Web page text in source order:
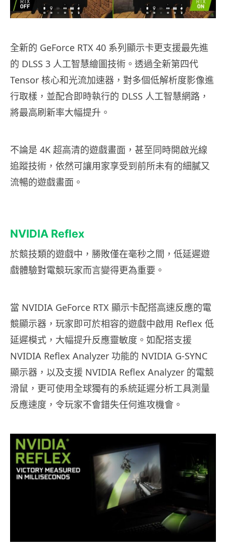
全新的 GeForce RTX 40 系列顯示卡更支援最先進
的 DLSS 3 人工智慧繪圖技術。透過全新第四代
Tensor 核心和光流加速器，對多個低解析度影像進
行取樣，並配合即時執行的 DLSS 人工智慧網路，
將最高刷新率大幅提升。
不論是 4K 超高清的遊戲畫面，甚至同時開啟光線
追蹤技術，依然可讓用家享受到前所未有的細膩又
流暢的遊戲畫面。
NVIDIA Reflex
於競技類的遊戲中，勝敗僅在毫秒之間，低延遲遊
戲體驗對電競玩家而言變得更為重要。
當 NVIDIA GeForce RTX 顯示卡配搭高速反應的電
競顯示器，玩家即可於相容的遊戲中啟用 Reflex 低
延遲模式，大幅提升反應靈敏度。如配搭支援
NVIDIA Reflex Analyzer 功能的 NVIDIA G-SYNC
顯示器，以及支援 NVIDIA Reflex Analyzer 的電競
滑鼠，更可使用全球獨有的系統延遲分析工具測量
反應速度，令玩家不會錯失任何進攻機會。